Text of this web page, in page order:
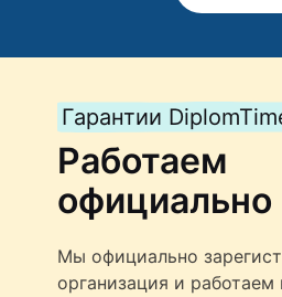
Гарантии
Работаем
официально
Мы официально
организация и работаем